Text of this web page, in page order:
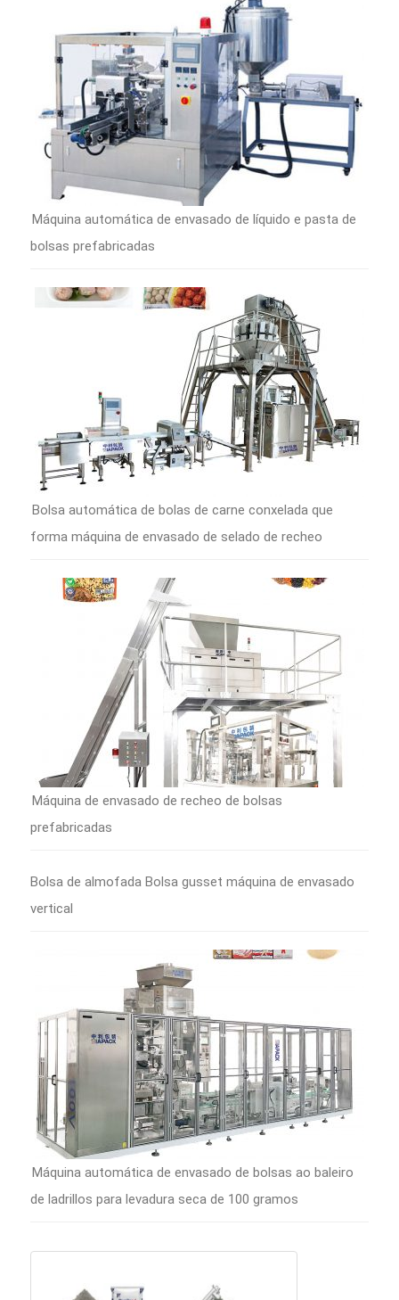
Máquina automática de envasado de líquido e pasta de
bolsas prefabricadas
Bolsa automática de bolas de carne conxelada que
forma máquina de envasado de selado de recheo
Máquina de envasado de recheo de bolsas
prefabricadas
Bolsa de almofada Bolsa gusset máquina de envasado
vertical
Máquina automática de envasado de bolsas ao baleiro
de ladrillos para levadura seca de 100 gramos